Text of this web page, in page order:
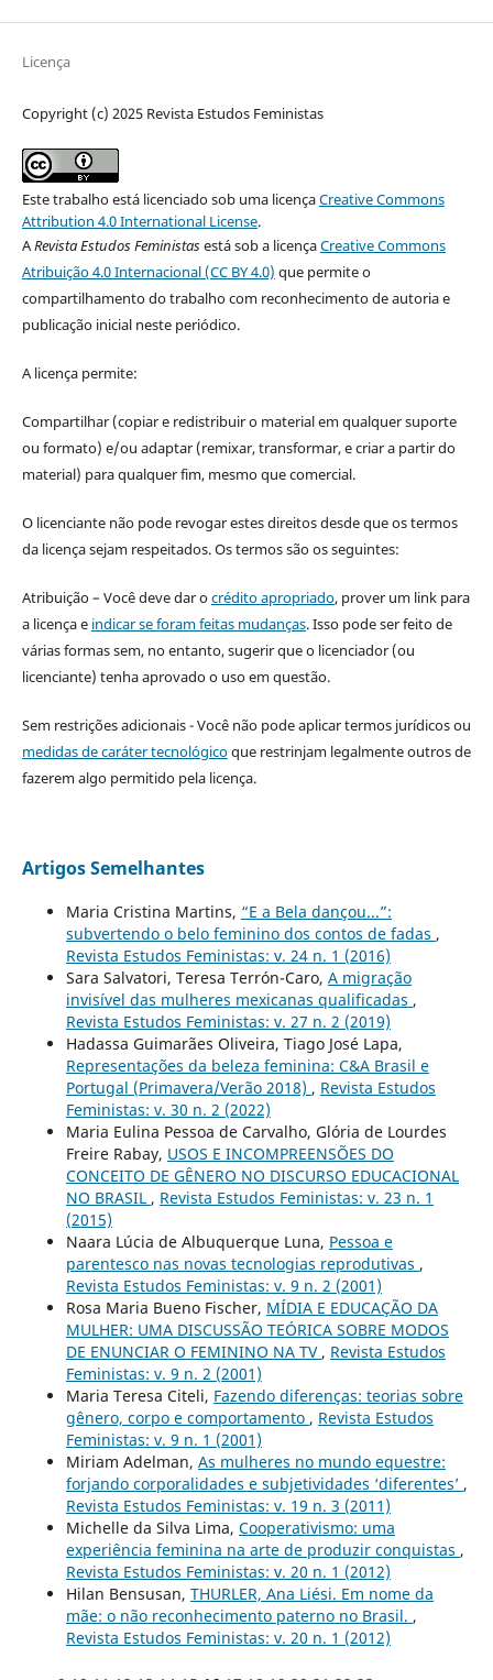
Licença
Copyright (c) 2025 Revista Estudos Feministas
Este trabalho está licenciado sob uma licençaCreative Commons
Attribution 4.0 International License.
ARevista Estudos Feministasestá sob a licençaCreative Commons
Atribuição 4.0 Internacional (CC BY 4.0) que permite o
compartilhamento do trabalho com reconhecimento de autoria e
publicação inicial neste periódico.
A licença permite:
Compartilhar (copiar e redistribuir o material em qualquer suporte
ou formato) e/ou adaptar (remixar, transformar, e criar a partir do
material) para qualquer fim, mesmo que comercial.
O licenciante não pode revogar estes direitos desde que os termos
da licença sejam respeitados. Os termos são os seguintes:
Atribuição – Você deve dar ocrédito apropriado, prover um link para
a licença e indicar se foram feitas mudanças. Isso pode ser feito de
várias formas sem, no entanto, sugerir que o licenciador (ou
licenciante) tenha aprovado o uso em questão.
Sem restrições adicionais - Você não pode aplicar termos jurídicos ou
medidas de caráter tecnológicoque restrinjam legalmente outros de
fazerem algo permitido pela licença.
Artigos Semelhantes
Maria Cristina Martins, “E a Bela dançou...”:
subvertendo o belo feminino dos contos de fadas ,
Revista Estudos Feministas: v. 24 n. 1 (2016)
Sara Salvatori, Teresa Terrón-Caro, A migração
invisível das mulheres mexicanas qualificadas ,
Revista Estudos Feministas: v. 27 n. 2 (2019)
Hadassa Guimarães Oliveira, Tiago José Lapa,
Representações da beleza feminina: C&A Brasil e
Portugal (Primavera/Verão 2018) , Revista Estudos
Feministas: v. 30 n. 2 (2022)
Maria Eulina Pessoa de Carvalho, Glória de Lourdes
Freire Rabay, USOS E INCOMPREENSÕES DO
CONCEITO DE GÊNERO NO DISCURSO EDUCACIONAL
NO BRASIL , Revista Estudos Feministas: v. 23 n. 1
(2015)
Naara Lúcia de Albuquerque Luna, Pessoa e
parentesco nas novas tecnologias reprodutivas ,
Revista Estudos Feministas: v. 9 n. 2 (2001)
Rosa Maria Bueno Fischer, MÍDIA E EDUCAÇÃO DA
MULHER: UMA DISCUSSÃO TEÓRICA SOBRE MODOS
DE ENUNCIAR O FEMININO NA TV , Revista Estudos
Feministas: v. 9 n. 2 (2001)
Maria Teresa Citeli, Fazendo diferenças: teorias sobre
gênero, corpo e comportamento , Revista Estudos
Feministas: v. 9 n. 1 (2001)
Miriam Adelman, As mulheres no mundo equestre:
forjando corporalidades e subjetividades ‘diferentes’ ,
Revista Estudos Feministas: v. 19 n. 3 (2011)
Michelle da Silva Lima, Cooperativismo: uma
experiência feminina na arte de produzir conquistas ,
Revista Estudos Feministas: v. 20 n. 1 (2012)
Hilan Bensusan, THURLER, Ana Liési. Em nome da
mãe: o não reconhecimento paterno no Brasil. ,
Revista Estudos Feministas: v. 20 n. 1 (2012)